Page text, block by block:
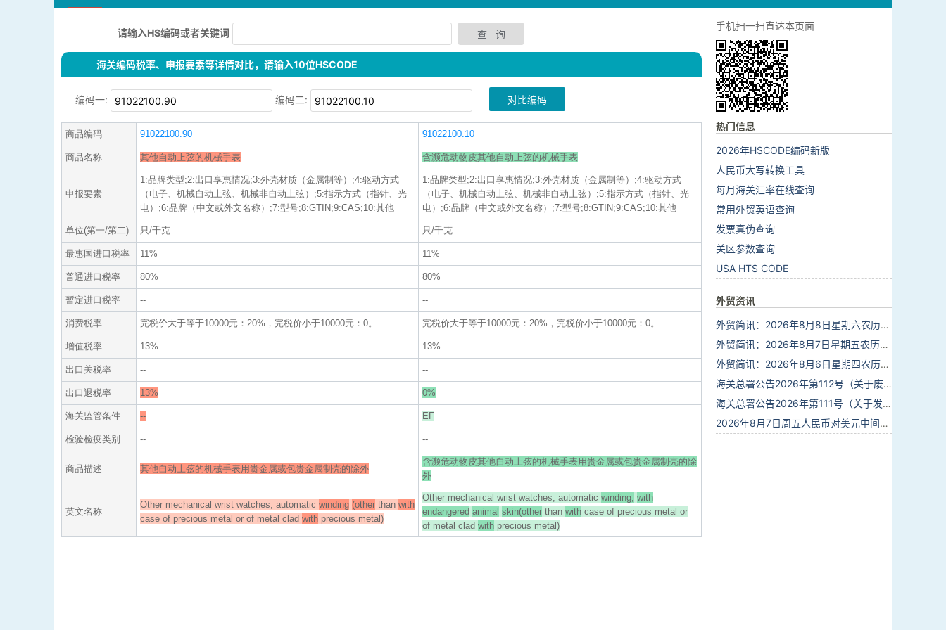
请输入HS编码或者关键词
海关编码税率、申报要素等详情对比，请输入10位HSCODE
编码一: 编码二: 对比编码
商品编码 91022100.90 91022100.10
商品名称 其他自动上弦的机械手表 含濒危动物皮其他自动上弦的机械手表
申报要素
1:品牌类型;2:出口享惠情况;3:外壳材质（金属制等）;4:驱动方式
（电子、机械自动上弦、机械非自动上弦）;5:指示方式（指针、光
电）;6:品牌（中文或外文名称）;7:型号;8:GTIN;9:CAS;10:其他
1:品牌类型;2:出口享惠情况;3:外壳材质（金属制等）;4:驱动方式
（电子、机械自动上弦、机械非自动上弦）;5:指示方式（指针、光
电）;6:品牌（中文或外文名称）;7:型号;8:GTIN;9:CAS;10:其他
单位(第一/第二) 只/千克 只/千克
最惠国进口税率 11% 11%
普通进口税率 80% 80%
暂定进口税率 -- --
消费税率 完税价大于等于10000元：20%，完税价小于10000元：0。 完税价大于等于10000元：20%，完税价小于10000元：0。
增值税率 13% 13%
出口关税率 -- --
出口退税率 13% 0%
海关监管条件 -- EF
检验检疫类别 -- --
商品描述 其他自动上弦的机械手表用贵金属或包贵金属制壳的除外
含濒危动物皮其他自动上弦的机械手表用贵金属或包贵金属制壳的除
外
英文名称
Other mechanical wrist watches, automatic winding (other than with
case of precious metal or of metal clad with precious metal)
Other mechanical wrist watches, automatic winding, with
endangered animal skin(other than with case of precious metal or
of metal clad with precious metal)
手机扫一扫直达本页面
热门信息
2026年HSCODE编码新版
人民币大写转换工具
每月海关汇率在线查询
常用外贸英语查询
发票真伪查询
关区参数查询
USA HTS CODE
外贸资讯
外贸简讯：2026年8月8日星期六农历六月廿六
外贸简讯：2026年8月7日星期五农历六月廿五
外贸简讯：2026年8月6日星期四农历六月廿四
海关总署公告2026年第112号（关于废止部分卫生检疫类规范性文件的公告）
海关总署公告2026年第111号（关于发布《进出境动植物检疫处理监督管理工作规定》《进出境卫生处理监督管理工作规定》的公告）
2026年8月7日周五人民币对美元中间价报6.7904调贬9个基点